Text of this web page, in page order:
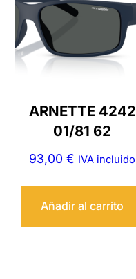
ARNETTE 4242
01/81 62
93,00€ IVA incluido
Añadir al carrito